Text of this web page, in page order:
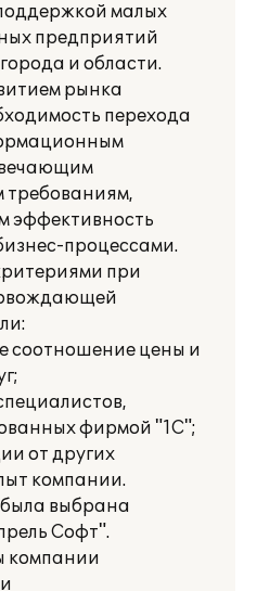
малых
предприятий
и области.
рынка
перехода
требованиям,
процессами.
при
соотношение цены и
фирмой "1С";
от других
компании.
была выбрана
Софт".
компании